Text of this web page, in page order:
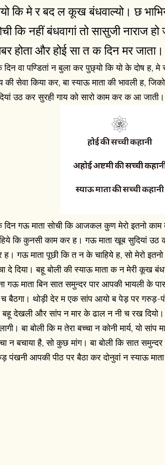
कि मे र बद ल कूख बंधवाल्यो। छ
कि नहीं बंधवागां तो सासुजी नाराज
होता और होई सा त क दिन मर जाता।
वा पण्डितां न बुला कर पुछ्यो कि यो के दोष ह, मे
की सेवा किया कर, बा स्याऊ माता की भावली ह,
उठ कर सुरही गाय को सारो काम कर क आ जाती।
दिन गऊ माता सोची कि आजकल कुण मेरो इतनो
कि कुनसी काम कर ह। गऊ माता खूब सुदियां उठ
ह। गऊ माता पूछी कि त न के चाहिये ह, सो मेरो
दे दिया। बहू बोली की स्याऊ माता क न मेरी कूख
गऊ माता बिन सात समुन्दर पार आपकी भायली के
च बैठगा। थोड़ी देर म एक सांप आयो ब पेड़ पर गरुड़-
बहू देखली और सांप न मार के ढाल न नी च रख
बा बोली कि म तेरा बच्चा न कोनी मार्य, यो
न बचाया है, सो कुछ मांग। बा बोली कि सात
पंखनी आपकी पीठ पर बैठा कर दोनुवां न स्याऊ